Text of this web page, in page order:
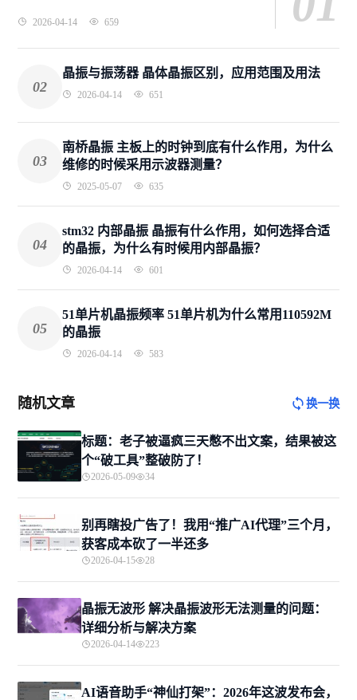
2026-04-14 659
02
晶振与振荡器 晶体晶振区别，应用范围及用法
2026-04-14 651
03
南桥晶振 主板上的时钟到底有什么作用，为什么
维修的时候采用示波器测量？
2025-05-07 635
04
stm32 内部晶振 晶振有什么作用，如何选择合适
的晶振，为什么有时候用内部晶振？
2026-04-14 601
05
51单片机晶振频率 51单片机为什么常用110592M
的晶振
2026-04-14 583
随机文章 换一换
标题：老子被逼疯三天憋不出文案，结果被这
个“破工具”整破防了！
2026-05-09 34
别再瞎投广告了！我用“推广AI代理”三个月，
获客成本砍了一半还多
2026-04-15 28
晶振无波形 解决晶振波形无法测量的问题：
详细分析与解决方案
2026-04-14 223
AI语音助手“神仙打架”：2026年这波发布会，